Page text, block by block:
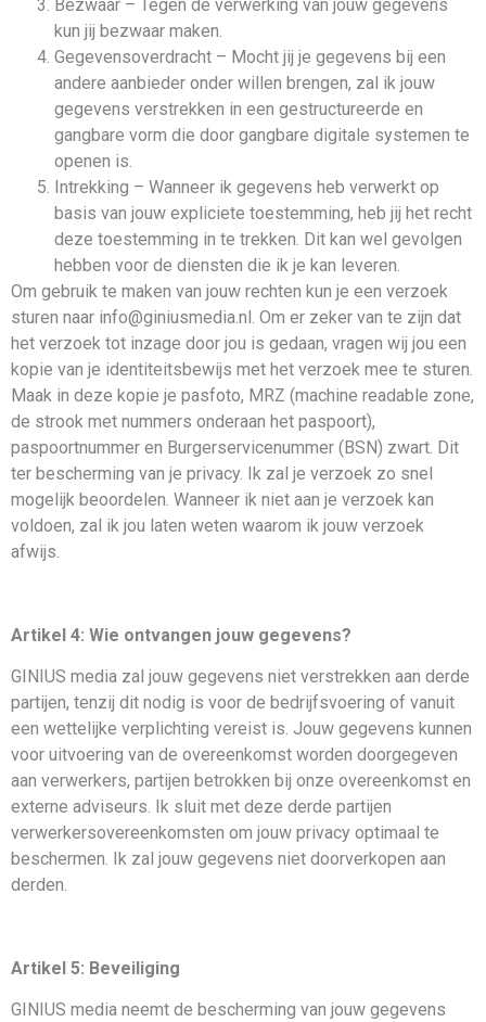
Bezwaar – Tegen de verwerking van jouw gegevens
kun jij bezwaar maken.
Gegevensoverdracht – Mocht jij je gegevens bij een
andere aanbieder onder willen brengen, zal ik jouw
gegevens verstrekken in een gestructureerde en
gangbare vorm die door gangbare digitale systemen te
openen is.
Intrekking – Wanneer ik gegevens heb verwerkt op
basis van jouw expliciete toestemming, heb jij het recht
deze toestemming in te trekken. Dit kan wel gevolgen
hebben voor de diensten die ik je kan leveren.
Om gebruik te maken van jouw rechten kun je een verzoek
sturen naar info@giniusmedia.nl. Om er zeker van te zijn dat
het verzoek tot inzage door jou is gedaan, vragen wij jou een
kopie van je identiteitsbewijs met het verzoek mee te sturen.
Maak in deze kopie je pasfoto, MRZ (machine readable zone,
de strook met nummers onderaan het paspoort),
paspoortnummer en Burgerservicenummer (BSN) zwart. Dit
ter bescherming van je privacy. Ik zal je verzoek zo snel
mogelijk beoordelen. Wanneer ik niet aan je verzoek kan
voldoen, zal ik jou laten weten waarom ik jouw verzoek
afwijs.
Artikel 4: Wie ontvangen jouw gegevens?
GINIUS media zal jouw gegevens niet verstrekken aan derde
partijen, tenzij dit nodig is voor de bedrijfsvoering of vanuit
een wettelijke verplichting vereist is. Jouw gegevens kunnen
voor uitvoering van de overeenkomst worden doorgegeven
aan verwerkers, partijen betrokken bij onze overeenkomst en
externe adviseurs. Ik sluit met deze derde partijen
verwerkersovereenkomsten om jouw privacy optimaal te
beschermen. Ik zal jouw gegevens niet doorverkopen aan
derden.
Artikel 5: Beveiliging
GINIUS media neemt de bescherming van jouw gegevens